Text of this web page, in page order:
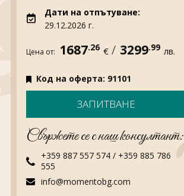
Дати на отпътуване:
29.12.2026 г.
Цена от: 1687.26 € / 3299.99 лв.
Код на оферта: 91101
ЗАПИТВАНЕ
Свържете се с наш консултант:
+359 887 557 574/ +359 885 786
555
info@momentobg.com